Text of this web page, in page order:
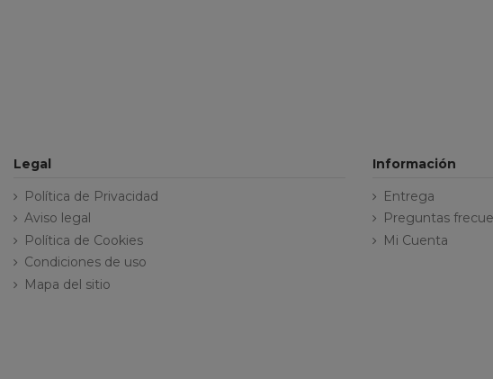
Legal
Política de Privacidad
Aviso legal
Política de Cookies
Condiciones de uso
Mapa del sitio
Información
Entrega
Preguntas
Mi Cuenta